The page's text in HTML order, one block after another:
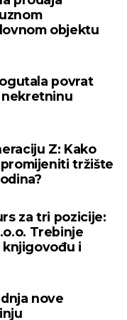
pronađu
druga
ne bi bila
koji nemaju bilo
i
da ih relevantne
subjekta nisu u
da je teško
bi uključivao
američka
koje “čine mrežu
Srpske Miloradu
objektu
povrat
nekretninu
Z: Kako
tržište
za tri pozicije:
Trebinje
knjigovođu i
nove